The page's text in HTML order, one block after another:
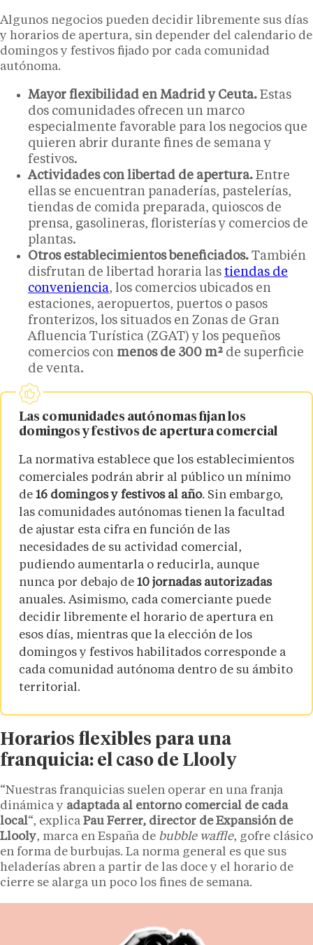
Algunos negocios pueden decidir libremente sus días
y horarios de apertura, sin depender del calendario de
domingos y festivos fijado por cada comunidad
autónoma.
Mayor flexibilidad en Madrid y Ceuta. Estas
dos comunidades ofrecen un marco
especialmente favorable para los negocios que
quieren abrir durante fines de semana y
festivos.
Actividades con libertad de apertura. Entre
ellas se encuentran panaderías, pastelerías,
tiendas de comida preparada, quioscos de
prensa, gasolineras, floristerías y comercios de
plantas.
Otros establecimientos beneficiados. También
disfrutan de libertad horaria las tiendas de
conveniencia, los comercios ubicados en
estaciones, aeropuertos, puertos o pasos
fronterizos, los situados en Zonas de Gran
Afluencia Turística (ZGAT) y los pequeños
comercios con menos de 300 m² de superficie
de venta.
Las comunidades autónomas fijan los
domingos y festivos de apertura comercial
La normativa establece que los establecimientos
comerciales podrán abrir al público un mínimo
de 16 domingos y festivos al año. Sin embargo,
las comunidades autónomas tienen la facultad
de ajustar esta cifra en función de las
necesidades de su actividad comercial,
pudiendo aumentarla o reducirla, aunque
nunca por debajo de 10 jornadas autorizadas
anuales. Asimismo, cada comerciante puede
decidir libremente el horario de apertura en
esos días, mientras que la elección de los
domingos y festivos habilitados corresponde a
cada comunidad autónoma dentro de su ámbito
territorial.
Horarios flexibles para una
franquicia: el caso de Llooly
“Nuestras franquicias suelen operar en una franja
dinámica y adaptada al entorno comercial de cada
local“, explica Pau Ferrer, director de Expansión de
Llooly, marca en España de bubble waffle, gofre clásico
en forma de burbujas. La norma general es que sus
heladerías abren a partir de las doce y el horario de
cierre se alarga un poco los fines de semana.